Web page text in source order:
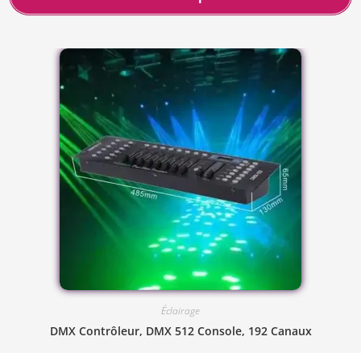
Éclairage
DMX Contrôleur, DMX 512 Console, 192 Canaux